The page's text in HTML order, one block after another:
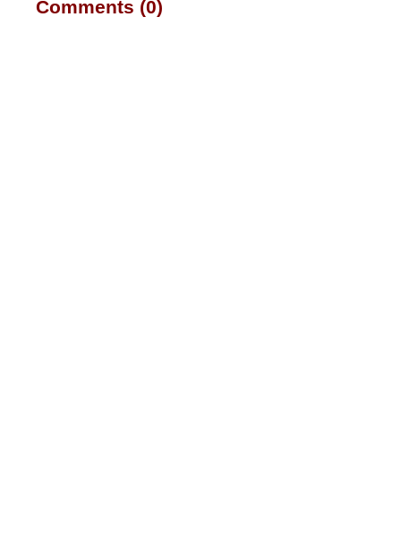
Comments (0)